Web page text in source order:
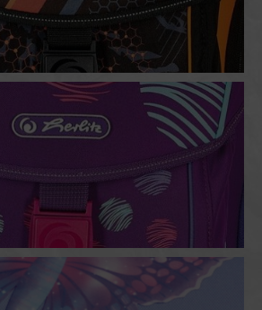
Speed
Sea Bubbles